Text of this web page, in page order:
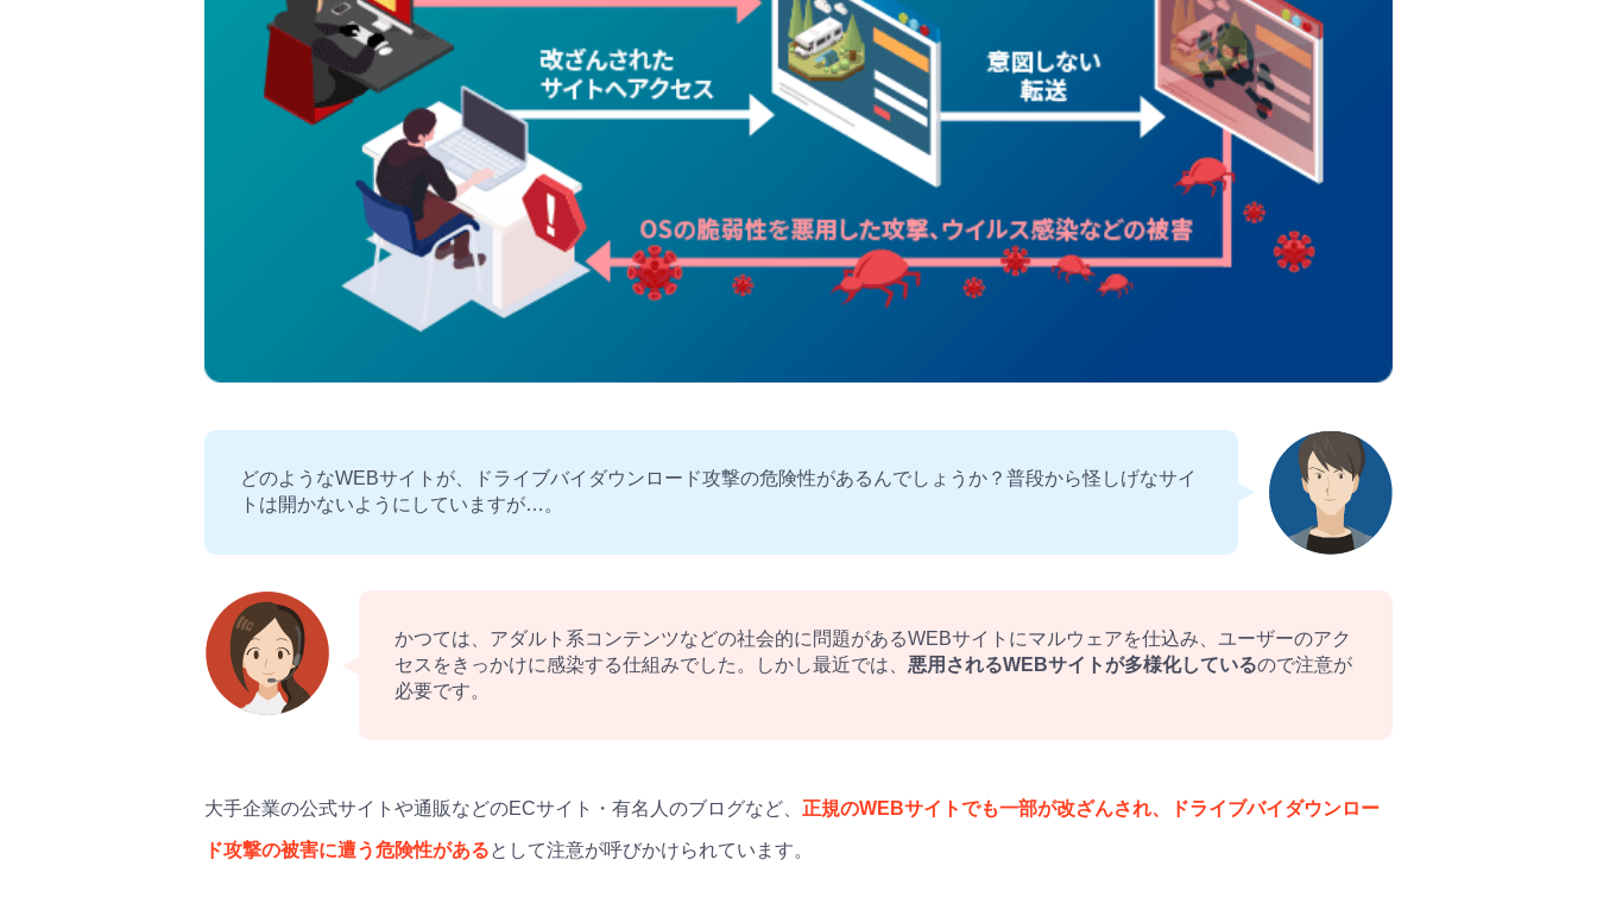
どのようなWEBサイトが、ドライブバイダウンロード攻撃の危険性があるんでしょうか？普段から怪しげなサイ
トは開かないようにしていますが…。
かつては、アダルト系コンテンツなどの社会的に問題があるWEBサイトにマルウェアを仕込み、ユーザーのアク
セスをきっかけに感染する仕組みでした。しかし最近では、 悪用されるWEBサイトが多様化しているので注意が
必要です。
大手企業の公式サイトや通販などのECサイト・有名人のブログなど、 正規のWEBサイトでも一部が改ざんされ、ドライブバイダウンロー
ド攻撃の被害に遭う危険性があるとして注意が呼びかけられています。